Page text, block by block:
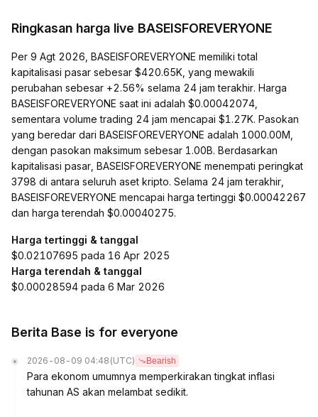
Ringkasan harga live BASEISFOREVERYONE
Per 9 Agt 2026, BASEISFOREVERYONE memiliki total
kapitalisasi pasar sebesar $420.65K, yang mewakili
perubahan sebesar +2.56% selama 24 jam terakhir. Harga
BASEISFOREVERYONE saat ini adalah $0.00042074,
sementara volume trading 24 jam mencapai $1.27K. Pasokan
yang beredar dari BASEISFOREVERYONE adalah 1000.00M,
dengan pasokan maksimum sebesar 1.00B. Berdasarkan
kapitalisasi pasar, BASEISFOREVERYONE menempati peringkat
3798 di antara seluruh aset kripto. Selama 24 jam terakhir,
BASEISFOREVERYONE mencapai harga tertinggi $0.00042267
dan harga terendah $0.00040275.
Harga tertinggi & tanggal
$0.02107695 pada 16 Apr 2025
Harga terendah & tanggal
$0.00028594 pada 6 Mar 2026
Berita Base is for everyone
2026-08-09 04:48 (UTC) Bearish
Para ekonom umumnya memperkirakan tingkat inflasi
tahunan AS akan melambat sedikit.